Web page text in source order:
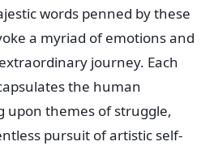
words penned by these
a myriad of emotions and
journey. Each
the human
upon themes of struggle,
pursuit of artistic self-